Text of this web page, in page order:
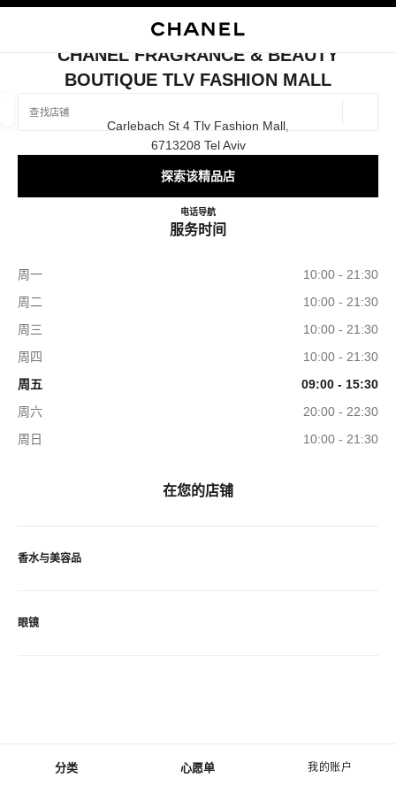
菜单 - 主导航
分类 心愿单 我的账户
查找销售店铺
相关建议会显示在此搜索栏下方
关闭精品店卡片 CHANEL FRAGRANCE & BEAUTY BOUTIQUE
CHANEL FRAGRANCE & BEAUTY
BOUTIQUE TLV FASHION MALL
Carlebach St 4 Tlv Fashion Mall,
6713208 Tel Aviv
探索该精品店
电话37506627
导航CHANEL FRAGRANCE &
服务时间
周一
10:00 - 21:30
周二
10:00 - 21:30
周三
10:00 - 21:30
周四
10:00 - 21:30
周五
09:00 - 15:30
周六
20:00 - 22:30
周日
10:00 - 21:30
在您的店铺
香水与美容品
眼镜
筛选条件
筛选结果依据：
腕表与高级珠宝